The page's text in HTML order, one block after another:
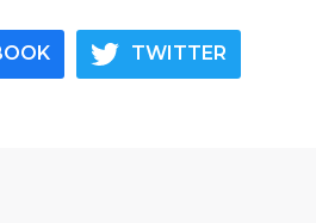
TWITTER